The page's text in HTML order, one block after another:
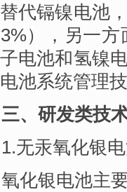
代镉镍电池
），另一
电池和氢镍
池系统管理
三、研发类技
1.无汞氧化银
氧化银电池主